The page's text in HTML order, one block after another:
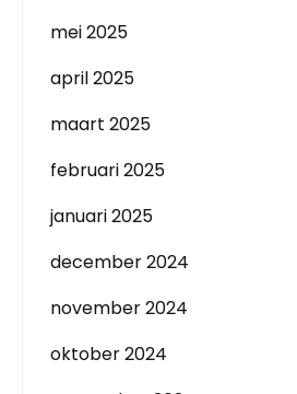
mei 2025
april 2025
maart 2025
februari 2025
januari 2025
december 2024
november 2024
oktober 2024